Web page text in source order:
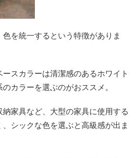
を統一するという特徴がありま
スカラーは清潔感のあるホワイト
カラーを選ぶのがおススメ。
家具など、大型の家具に使用する
、シックな色を選ぶと高級感が出ま